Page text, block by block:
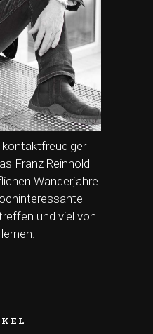
Franz Reinhold
Wanderjahre
und viel von